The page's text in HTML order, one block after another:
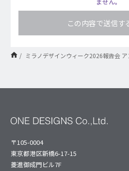
この内容で送信す
ミラノデザインウィーク2026報告会 ア
〒105-0004
東京都港区新橋6-17-15
菱進御成⾨ビル7F